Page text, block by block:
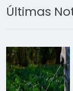
Últimas